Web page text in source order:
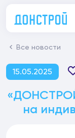
Все новости
15.05.2025
на